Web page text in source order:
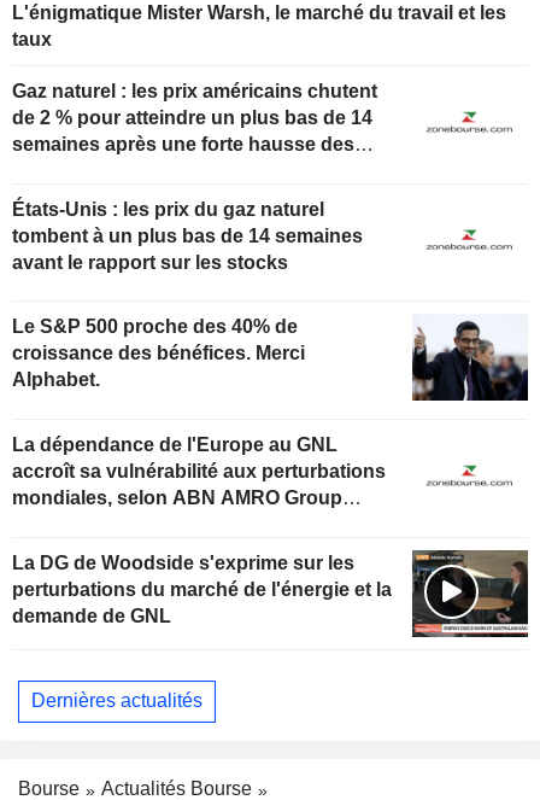
L'énigmatique Mister Warsh, le marché du travail et les
taux
Gaz naturel : les prix américains chutent
de 2 % pour atteindre un plus bas de 14
semaines après une forte hausse des
États-Unis : les prix du gaz naturel
tombent à un plus bas de 14 semaines
avant le rapport sur les stocks
Le S&P 500 proche des 40% de
croissance des bénéfices. Merci
Alphabet.
La dépendance de l'Europe au GNL
accroît sa vulnérabilité aux perturbations
mondiales, selon ABN AMRO Group
La DG de Woodside s'exprime sur les
perturbations du marché de l'énergie et la
demande de GNL
Dernières actualités
Bourse
Actualités Bourse